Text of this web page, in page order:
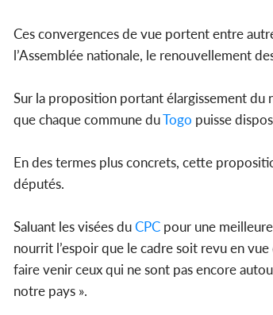
Ces convergences de vue portent entre
l’Assemblée nationale, le renouvellement
Sur la proposition portant élargissement du
que chaque commune duTogo puisse
En des termes plus concrets, cette
députés.
Saluant les visées duCPC pour une
nourrit l’espoir que le cadre soit revu en
faire venir ceux qui ne sont pas encore
notre pays ».